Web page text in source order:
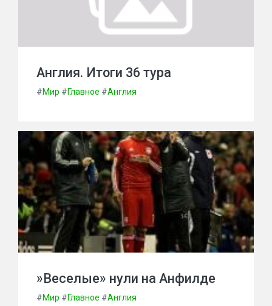
Англия. Итоги 36 тура
#Мир #Главное #Англия
»Веселые» нули на Анфилде
#Мир #Главное #Англия